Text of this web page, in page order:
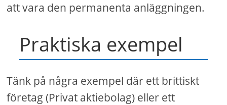
att vara den permanenta anläggningen.
Praktiska exempel
Tänk på några exempel där ett brittiskt
företag (Privat aktiebolag) eller ett